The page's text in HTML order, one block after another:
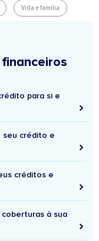
Vida e família
para si e
seu crédito e
créditos e
à sua